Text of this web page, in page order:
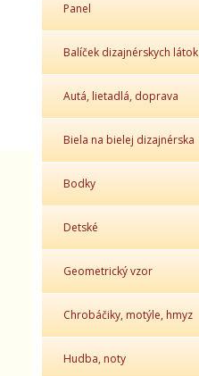
Panel
Balíček dizajnérskych látok
Autá, lietadlá, doprava
Biela na bielej dizajnérska
Bodky
Detské
Geometrický vzor
Chrobáčiky, motýle, hmyz
Hudba, noty